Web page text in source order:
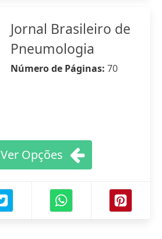
Jornal Brasileiro de
Pneumologia
Número de Páginas: 70
Ver Opções